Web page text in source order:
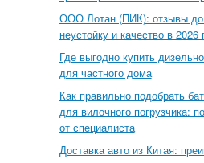
ООО Лотан (ПИК): отзывы
неустойку и качество в 2026
Где выгодно купить
для частного дома
Как правильно подобрать
для вилочного погрузчика:
от специалиста
Доставка авто из Китая: